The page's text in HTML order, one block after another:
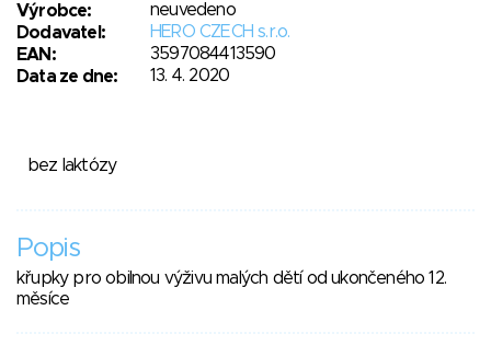
Výrobce:
neuvedeno
Dodavatel:
HERO CZECH s.r.o.
EAN:
3597084413590
Data ze dne:
13. 4. 2020
bez laktózy
Popis
křupky pro obilnou výživu malých dětí od ukončeného 12.
měsíce